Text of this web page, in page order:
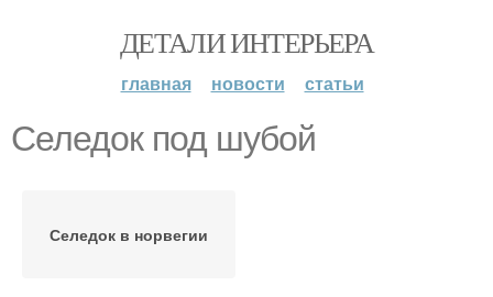
ДЕТАЛИ ИНТЕРЬЕРА
главная новости статьи
Селедок под шубой
Селедок в норвегии